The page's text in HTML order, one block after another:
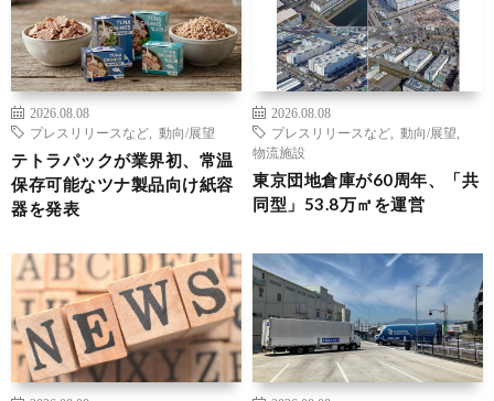
2026.08.08
プレスリリースなど
動向/展望
テトラパックが業界初、常温
保存可能なツナ製品向け紙容
器を発表
2026.08.08
プレスリリースなど
動向/展望
物流施設
東京団地倉庫が60周年、「共
同型」53.8万㎡を運営